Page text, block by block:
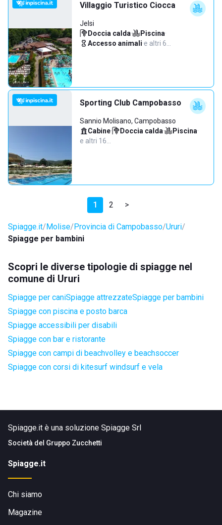
Villaggio Turistico Ciocca
Jelsi
Doccia calda· Piscina·
Accesso animali·e altri 6…
Sporting Club Campobasso
Sannio Molisano, Campobasso
Cabine· Doccia calda· Piscina·
e altri 16…
1 2 >
Spiagge.it Molise Provincia di Campobasso Ururi
Spiagge per bambini
Scopri le diverse tipologie di spiagge nel
comune di Ururi
Spiagge per caniSpiagge attrezzateSpiagge per bambini
Spiagge con piscina e posto barca
Spiagge accessibili per disabili
Spiagge con bar e ristorante
Spiagge con campi di beachvolley e beachsoccer
Spiagge con corsi di kitesurf windsurf e vela
Spiagge.it è una soluzione Spiagge Srl
Società del Gruppo Zucchetti
Spiagge.it
Chi siamo
Magazine